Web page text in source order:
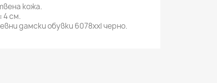
кожа.
4 см.
дамски обувки 6078xxl черно.